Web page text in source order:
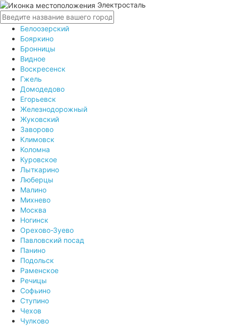
Электросталь
Белоозерский
Бояркино
Бронницы
Видное
Воскресенск
Гжель
Домодедово
Егорьевск
Железнодорожный
Жуковский
Заворово
Климовск
Коломна
Куровское
Лыткарино
Люберцы
Малино
Михнево
Москва
Ногинск
Орехово-Зуево
Павловский посад
Панино
Подольск
Раменское
Речицы
Софьино
Ступино
Чехов
Чулково